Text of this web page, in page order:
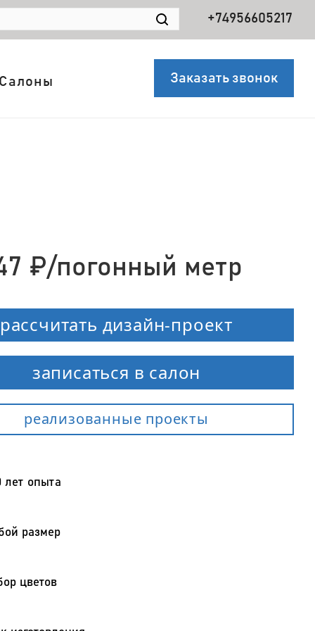
+74956605217
Салоны Заказать звонок
₽/погонный метр
рассчитать дизайн-проект
записаться в салон
рeaлизованные проекты
лет опыта
размер
цветов